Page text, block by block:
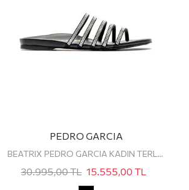
PEDRO GARCIA
BEATRIX PEDRO GARCIA KADIN TERLİK
30.995,00TL 15.555,00 TL